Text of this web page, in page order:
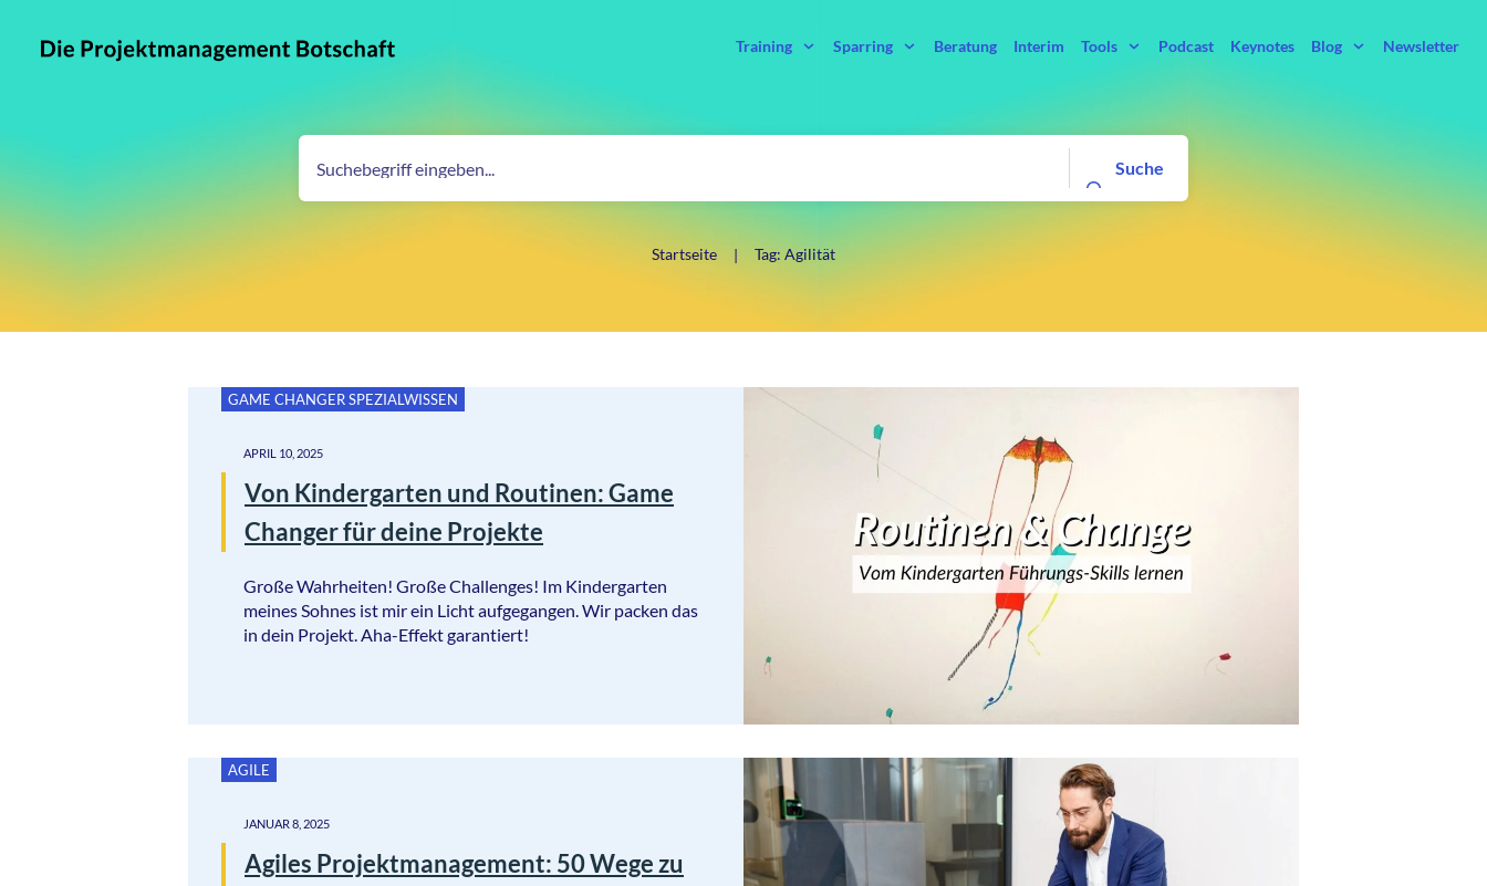
Training Sparring Beratung Interim Tools Podcast Keynotes Blog Newsletter
Suche
Startseite | Tag: Agilität
GAME CHANGER SPEZIALWISSEN
APRIL 10, 2025
Von Kindergarten und Routinen: Game
Changer für deine Projekte
Große Wahrheiten! Große Challenges! Im Kindergarten
meines Sohnes ist mir ein Licht aufgegangen. Wir packen das
in dein Projekt. Aha-Effekt garantiert!
AGILE
JANUAR 8, 2025
Agiles Projektmanagement: 50 Wege zu